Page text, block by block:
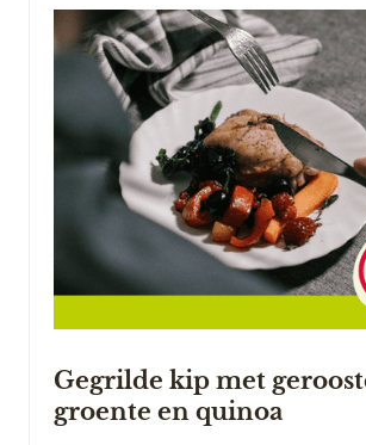
Gegrilde kip met
groente en quinoa